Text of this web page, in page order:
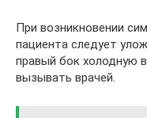
При возникновении
пациента следует
правый бок холодную
вызывать врачей.